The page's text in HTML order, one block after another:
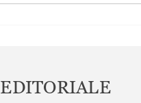
EDITORIALE